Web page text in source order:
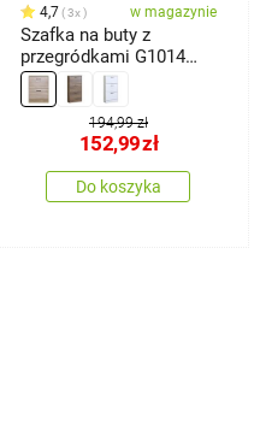
4,7 3x w magazynie
Szafka na buty z
przegródkami G1014
OAK, dąb
194,99 zł
152,99zł
Do koszyka